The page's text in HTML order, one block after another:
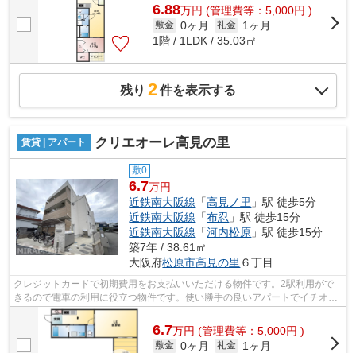
6.88万円 (管理費等：5,000円 )
敷金 0ヶ月 礼金
1ヶ月
1階 / 1LDK / 35.03㎡
残り 2件を表示する
賃貸 | アパート クリエオーレ高見の里
敷0
6.7万円
近鉄南大阪線 「高見ノ里 」駅 徒歩5分
近鉄南大阪線 「布忍 」駅 徒歩15分
近鉄南大阪線 「河内松原 」駅 徒歩15分
築7年 / 38.61㎡
大阪府松原市高見の里 ６丁目
クレジットカードで初期費用をお支払いいただける物件です。2駅利用がで
きるので電車の利用に役立つ物件です。使い勝手の良いアパートでイチオシ
の物件です。徒歩5分で駅にアクセスで...
6.7万円 (管理費等：5,000円 )
敷金 0ヶ月 礼金
1ヶ月